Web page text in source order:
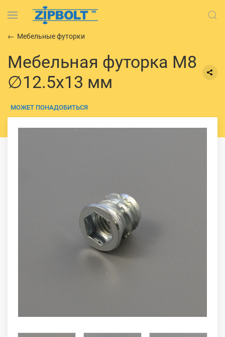
Мебельные футорки
Мебельная футорка М8
∅12.5х13 мм
МОЖЕТ ПОНАДОБИТЬСЯ